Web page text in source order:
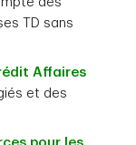
TD sans
Affaires
et des